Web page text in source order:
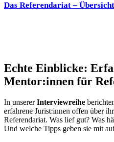
Das Referendariat – Übersicht
Echte Einblicke:
Mentor:innen für
In unsererInterviewreihe
erfahrene Jurist:innen offen über
Referendariat. Was lief gut? Was
Und welche Tipps geben sie mit